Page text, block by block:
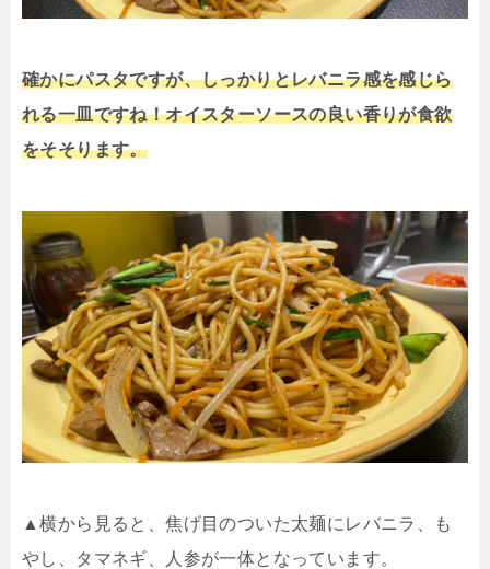
確かにパスタですが、しっかりとレバニラ感を感じら
れる一皿ですね！オイスターソースの良い香りが食欲
をそそります。
▲横から見ると、焦げ目のついた太麺にレバニラ、も
やし、タマネギ、人参が一体となっています。